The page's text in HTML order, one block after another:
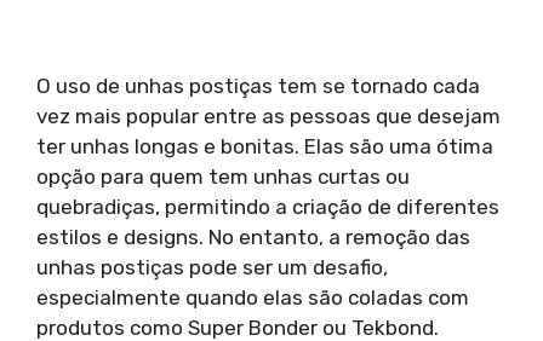
O uso de unhas postiças tem se tornado cada
vez mais popular entre as pessoas que desejam
ter unhas longas e bonitas. Elas são uma ótima
opção para quem tem unhas curtas ou
quebradiças, permitindo a criação de diferentes
estilos e designs. No entanto, a remoção das
unhas postiças pode ser um desafio,
especialmente quando elas são coladas com
produtos como Super Bonder ou Tekbond.